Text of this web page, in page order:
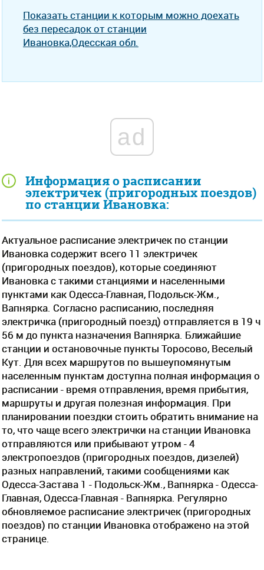
Информация о расписании
электричек (пригородных поездов)
по станции Ивановка:
Актуальное расписание электричек по станции
Ивановка содержит всего 11 электричек
(пригородных поездов), которые соединяют
Ивановка с такими станциями и населенными
пунктами как Одесса-Главная, Подольск-Жм.,
Вапнярка. Согласно расписанию, последняя
электричка (пригородный поезд) отправляется в 19 ч
56 м до пункта назначения Вапнярка. Ближайшие
станции и остановочные пункты Торосово, Веселый
Кут. Для всех маршрутов по вышеупомянутым
населенным пунктам доступна полная информация о
расписании - время отправления, время прибытия,
маршруты и другая полезная информация. При
планировании поездки стоить обратить внимание на
то, что чаще всего электрички на станции Ивановка
отправляются или прибывают утром - 4
электропоездов (пригородных поездов, дизелей)
разных направлений, такими сообщениями как
Одесса-Застава 1 - Подольск-Жм., Вапнярка - Одесса-
Главная, Одесса-Главная - Вапнярка. Регулярно
обновляемое расписание электричек (пригородных
поездов) по станции Ивановка отображено на этой
странице.
Показать станции к которым можно доехать
без пересадок от станции
Ивановка,Одесская обл.
ad